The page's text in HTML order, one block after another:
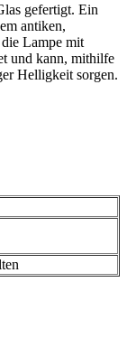
gefertigt. Ein
antiken,
Lampe mit
und kann, mithilfe
Helligkeit sorgen.